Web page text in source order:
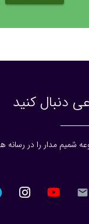
دنبال کنید
شمیم مدار را در رسانه